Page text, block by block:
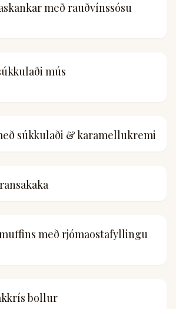
með rauðvínssósu
mús
súkkulaði & karamellukremi
með rjómaostafyllingu
bollur